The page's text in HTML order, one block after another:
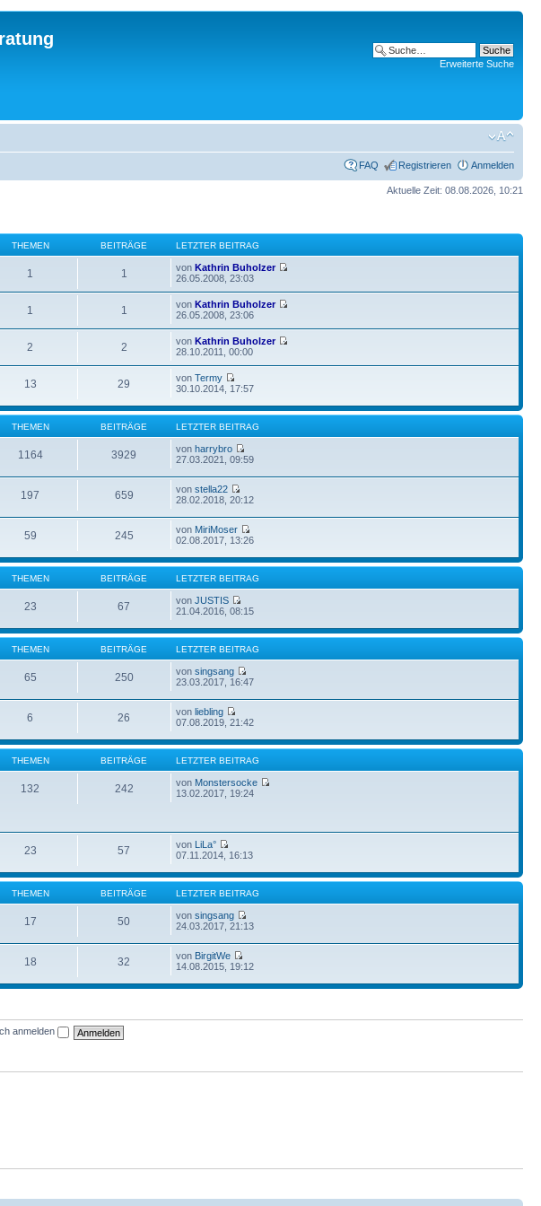
Erweiterte Suche
FAQ Registrieren Anmelden
Aktuelle Zeit: 08.08.2026, 10:21
THEMEN BEITRÄGE LETZTER BEITRAG
1 1 vonKathrin Buholzer
26.05.2008, 23:03
1 1 vonKathrin Buholzer
26.05.2008, 23:06
2 2 vonKathrin Buholzer
28.10.2011, 00:00
13 29 vonTermy
30.10.2014, 17:57
THEMEN BEITRÄGE LETZTER BEITRAG
1164 3929 vonharrybro
27.03.2021, 09:59
197 659 vonstella22
28.02.2018, 20:12
59 245 von MiriMoser
02.08.2017, 13:26
THEMEN BEITRÄGE LETZTER BEITRAG
23 67 vonJUSTIS
21.04.2016, 08:15
THEMEN BEITRÄGE LETZTER BEITRAG
65 250 vonsingsang
23.03.2017, 16:47
6 26 vonliebling
07.08.2019, 21:42
THEMEN BEITRÄGE LETZTER BEITRAG
132 242 von Monstersocke
13.02.2017, 19:24
23 57 von LiLa°
07.11.2014, 16:13
THEMEN BEITRÄGE LETZTER BEITRAG
17 50 vonsingsang
24.03.2017, 21:13
18 32 von BirgitWe
14.08.2015, 19:12
anmelden